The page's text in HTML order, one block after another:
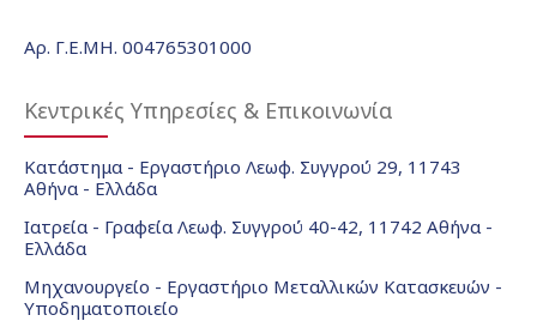
Αρ. Γ.Ε.ΜΗ. 004765301000
Κεντρικές Υπηρεσίες & Επικοινωνία
Κατάστημα - Εργαστήριο Λεωφ. Συγγρού 29, 11743
Αθήνα - Ελλάδα
Ιατρεία - Γραφεία Λεωφ. Συγγρού 40-42, 11742 Αθήνα -
Ελλάδα
Μηχανουργείο - Εργαστήριο Μεταλλικών Κατασκευών -
Υποδηματοποιείο